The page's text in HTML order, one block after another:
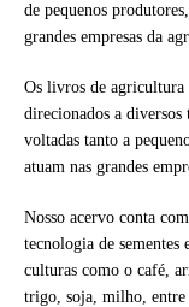
de pequenos
grandes empresas da
Os livros de agricultura
direcionados a
voltadas tanto a
atuam nas grandes
Nosso acervo conta
tecnologia de sementes
culturas como o café,
trigo, soja, milho, entre